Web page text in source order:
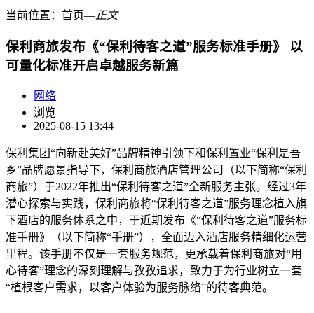
当前位置： 首页―正文
保利商旅发布《“保利待客之道”服务标准手册》 以
可量化标准开启卓越服务新篇
网络
浏览
2025-08-15 13:44
保利集团“向新赴美好”品牌精神引领下和保利置业“保利是吾
乡”品牌愿景指导下，保利商旅酒店管理公司（以下简称“保利
商旅”）于2022年推出“保利待客之道”全新服务主张。经过3年
潜心探索与实践，保利商旅将“保利待客之道”服务理念植入旗
下酒店的服务体系之中，于近期发布《“保利待客之道”服务标
准手册》（以下简称“手册”），全面迈入酒店服务精细化运营
里程。该手册不仅是一套服务规范，更承载着保利商旅对“用
心待客”理念的深刻理解与孜孜追求，致力于为行业树立一套
“植根客户需求，以客户体验为服务脉络”的待客典范。